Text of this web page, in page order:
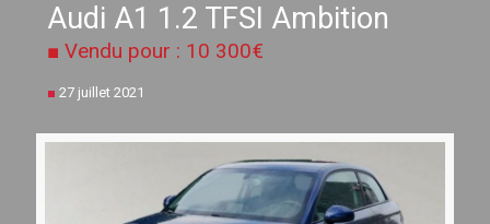
Audi A1 1.2 TFSI Ambition
■ Vendu pour : 10 300€
■ 27 juillet 2021